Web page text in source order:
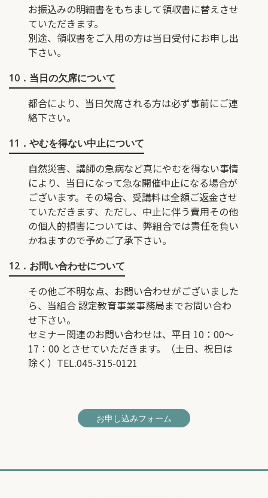
お振込みの明細書をもちまして領収書に替えさせ
ていただきます。
別途、領収書をご入用の方は当日受付にお申し出
下さい。
10．当日の欠席について
都合により、当日欠席される方は必ず事前にご連
絡下さい。
11．やむを得ない中止について
自然災害、講師の急病など真にやむを得ない事情
により、当日になって急な開催中止になる場合が
ございます。その場合、受講料は全額ご返金させ
ていただきます、ただし、中止に伴う費用その他
の個人的損害については、弊組合では責任を負い
かねますので予めご了承下さい。
12．お問い合わせについて
その他ご不明な点、お問い合わせがございました
ら、当組合 認定教育事業事務局までお問い合わ
せ下さい。
セミナー関連のお問い合わせは、平日 10：00～
17：00 とさせていただきます。（土日、祝日は
除く）TEL.045-315-0121
お申し込みフォーム